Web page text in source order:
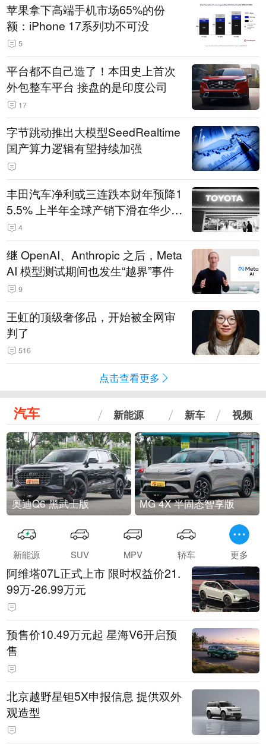
苹果拿下高端手机市场65%的份
额：iPhone 17系列功不可没
5
平台都不自己造了！本田史上首次
外包整车平台 接盘的是印度公司
17
字节跳动推出大模型SeedRealtime
国产算力逻辑有望持续加强
丰田汽车净利或三连跌本财年预降1
5.5% 上半年全球产销下滑在华少卖
14.3万辆
4
继 OpenAI、Anthropic 之后，Meta
AI 模型测试期间也发生“越界”事件
9
王虹的顶级奢侈品，开始被全网审
判了
516
点击查看更多
汽车 新能源 新车 视频
奥迪Q6 黑武士版 MG 4X 半固态智享版
新能源 SUV MPV 轿车 更多
阿维塔07L正式上市 限时权益价21.
99万-26.99万元
预售价10.49万元起 星海V6开启预
售
北京越野星钽5X申报信息 提供双外
观造型